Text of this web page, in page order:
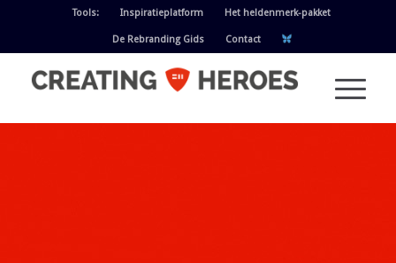
Tools: Inspiratieplatform Het heldenmerk-pakket
De Rebranding Gids Contact